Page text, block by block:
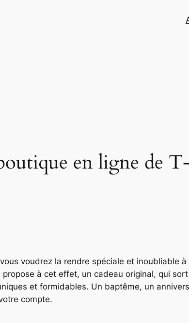
en ligne de
voudrez la rendre spéciale et inoubliable
propose à cet effet, un cadeau original, qui
et formidables. Un baptême, un
compte.